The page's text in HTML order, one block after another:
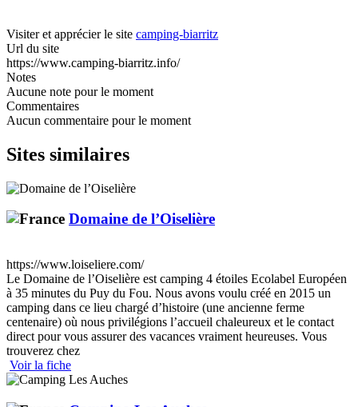
Visiter et apprécier le site camping-biarritz
Url du site
https://www.camping-biarritz.info/
Notes
Aucune note pour le moment
Commentaires
Aucun commentaire pour le moment
Sites similaires
Domaine de l’Oiselière
https://www.loiseliere.com/
Le Domaine de l’Oiselière est camping 4 étoiles Ecolabel Européen
à 35 minutes du Puy du Fou. Nous avons voulu créé en 2015 un
camping dans ce lieu chargé d’histoire (une ancienne ferme
centenaire) où nous privilégions l’accueil chaleureux et le contact
direct pour vous assurer des vacances vraiment heureuses. Vous
trouverez chez
Voir la fiche